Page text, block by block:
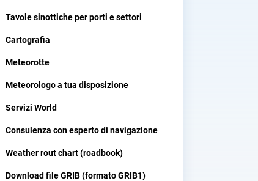
Tavole sinottiche per porti e settori
Cartografia
Meteorotte
Meteorologo a tua disposizione
Servizi World
Consulenza con esperto di navigazione
Weather rout chart (roadbook)
Download file GRIB (formato GRIB1)